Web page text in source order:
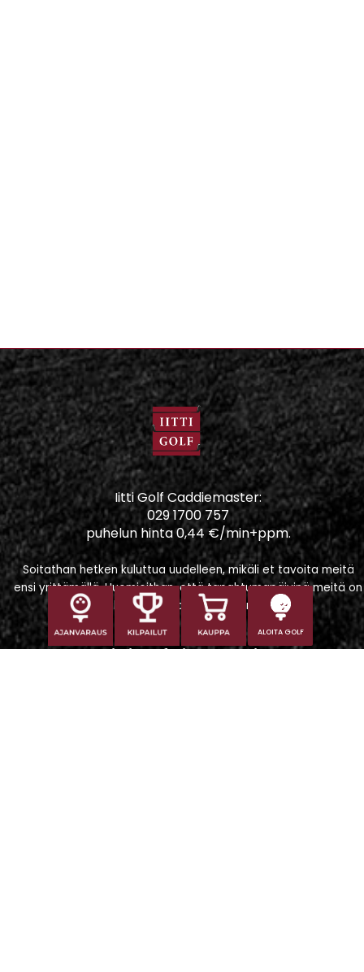
ALOITA GOLF
Iitti Golf Caddiemaster:
029 1700 757
puhelun hinta 0,44 €/min+ppm.
Soitathan hetken kuluttua uudelleen, mikäli et tavoita meitä
ensi yrittämällä. Huomioithan, että tapahtumapäivinä meitä on
vaikeampi tavoittaa puhelimitse.
Iitti Golf Niskaportti